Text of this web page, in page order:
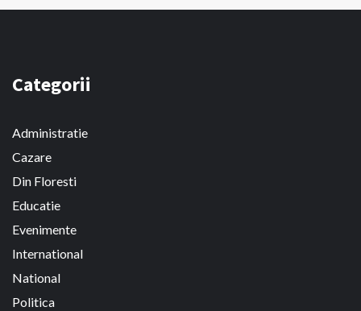
Categorii
Administratie
Cazare
Din Floresti
Educatie
Evenimente
International
National
Politica